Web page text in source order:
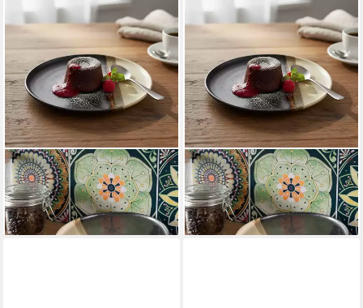
Dessertteller
28,00 €
(7,00 €/ 1 Stk)
lieferbar - in 3-4 Werktagen bei dir
Dessertteller
41,60 €
(5,20 €/ 1 Stk)
lieferbar - in 3-4 Werktagen bei dir